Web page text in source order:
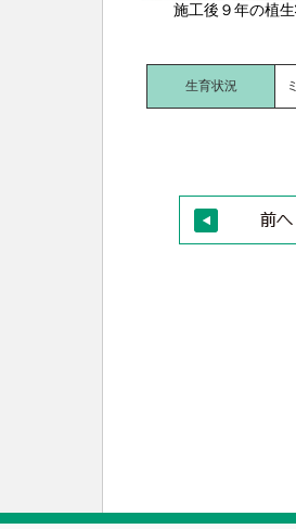
施工後９年の植
生育状況